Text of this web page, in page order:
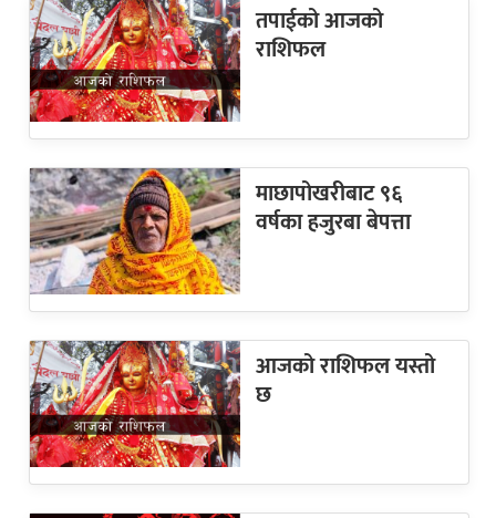
तपाईको आजको
राशिफल
माछापोखरीबाट ९६
वर्षका हजुरबा बेपत्ता
आजको राशिफल यस्तो
छ